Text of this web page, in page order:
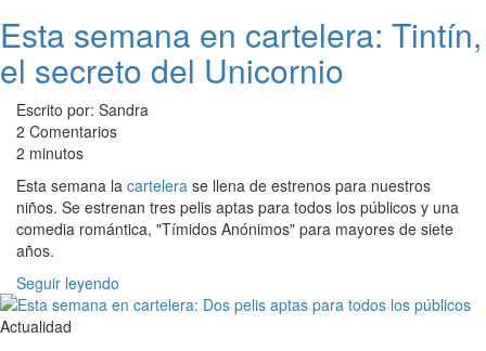
Esta semana en cartelera: Tintín,
el secreto del Unicornio
Escrito por: Sandra
2 Comentarios
2 minutos
Esta semana la cartelera se llena de estrenos para nuestros
niños. Se estrenan tres pelis aptas para todos los públicos y una
comedia romántica, "Tímidos Anónimos" para mayores de siete
años.
Seguir leyendo
Actualidad